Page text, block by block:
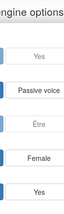
options
Yes
Passive voice
Être
Female
Yes